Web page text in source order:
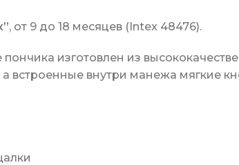
, от 9 до 18 месяцев (Intex 48476).
изготовлен из
встроенные внутри манежа мягкие